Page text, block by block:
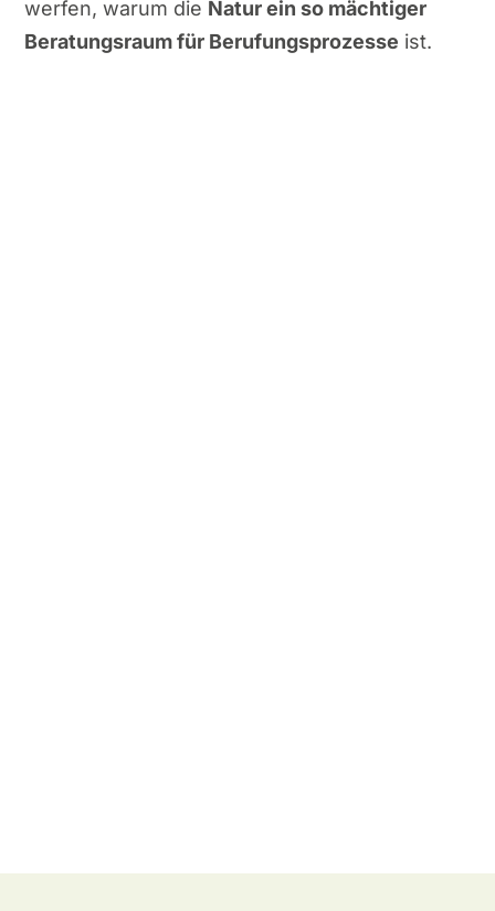
werfen, warum die Natur ein so mächtiger
Beratungsraum für Berufungsprozesse ist.